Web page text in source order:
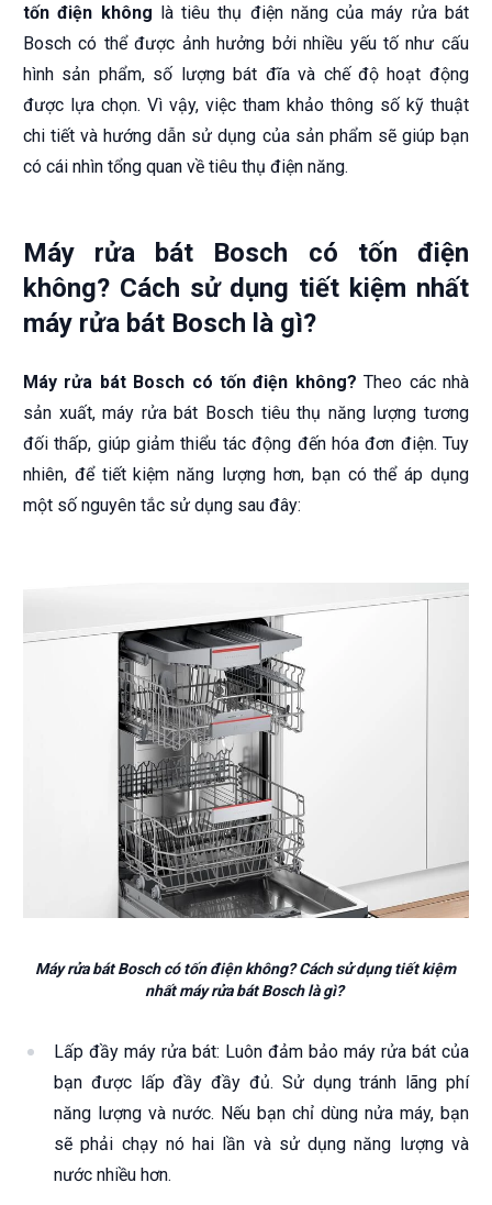
tốn điện không
là tiêu thụ điện năng củamáy rửa bát
Bosch có thể được ảnh hưởng bởi nhiều yếu tố như cấu
hình sản phẩm, số lượng bát đĩa và chế độ hoạt động
được lựa chọn. Vì vậy, việc tham khảo thông số kỹ thuật
chi tiết và hướng dẫn sử dụng của sản phẩm sẽ giúp bạn
có cái nhìn tổng quan về tiêu thụ điện năng.
Máy rửa bát Bosch có tốn điện
không? Cách sử dụng tiết kiệm nhất
máy rửa bát Bosch là gì?
Máy rửa bát Bosch có tốn điện không?Theo các nhà
sản xuất, máy rửa bát Bosch tiêu thụ năng lượng tương
đối thấp, giúp giảm thiểu tác động đến hóa đơn điện. Tuy
nhiên, để tiết kiệm năng lượng hơn, bạn có thể áp dụng
một số nguyên tắc sử dụng sau đây:
Máy rửa bát Bosch có tốn điện không? Cách sử dụng tiết kiệm
nhất máy rửa bát Bosch là gì?
Lấp đầy máy rửa bát: Luôn đảm bảo máy rửa bát của
bạn được lấp đầy đầy đủ. Sử dụng tránh lãng phí
năng lượng và nước. Nếu bạn chỉ dùng nửa máy, bạn
sẽ phải chạy nó hai lần và sử dụng năng lượng và
nước nhiều hơn.